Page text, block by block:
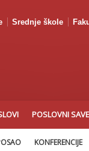
Srednje škole
POSLOVNI
KONFERENCIJE